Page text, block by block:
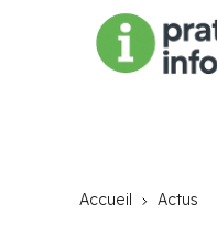
Accueil Actus